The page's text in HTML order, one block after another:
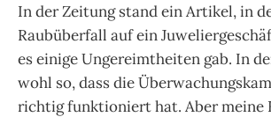
In der Zeitung stand ein Artikel, in
Raubüberfall auf ein
es einige Ungereimtheiten gab. In
wohl so, dass die
richtig funktioniert hat. Aber meine